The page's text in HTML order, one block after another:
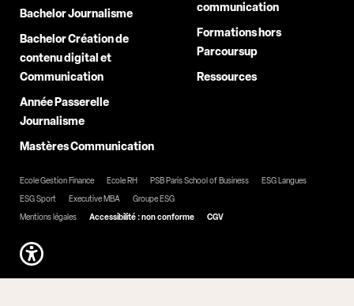
Bachelor Journalisme
Bachelor Création de
contenu digital et
Communication
Année Passerelle
Journalisme
Mastères Communication
communication
Formations hors
Parcoursup
Ressources
Ecole Gestion Finance Ecole RH PSB Paris School of Business
ESG Langues
ESG Sport
Executive MBA
Groupe ESG
Mentions légales
Accessibilité : non conforme CGV